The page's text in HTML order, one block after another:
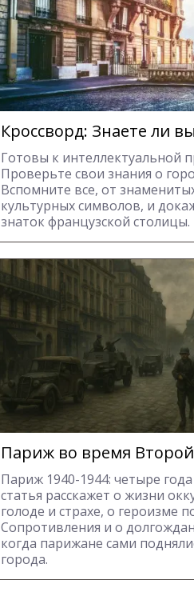
Кроссворд: Знаете ли
Готовы к интеллектуальной
Проверьте свои знания о
Вспомните все, от
культурных символов, и
знаток французской столицы.
Париж во время
Париж 1940-1944: четыре
статья расскажет о жизни
голоде и страхе, о героизме
Сопротивления и о
когда парижане сами
города.